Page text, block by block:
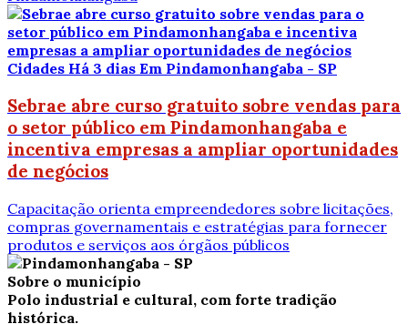
Cidades Há 3 dias Em Pindamonhangaba - SP
Sebrae abre curso gratuito sobre vendas para
o setor público em Pindamonhangaba e
incentiva empresas a ampliar oportunidades
de negócios
Capacitação orienta empreendedores sobre licitações,
compras governamentais e estratégias para fornecer
produtos e serviços aos órgãos públicos
Sobre o município
Polo industrial e cultural, com forte tradição
histórica.